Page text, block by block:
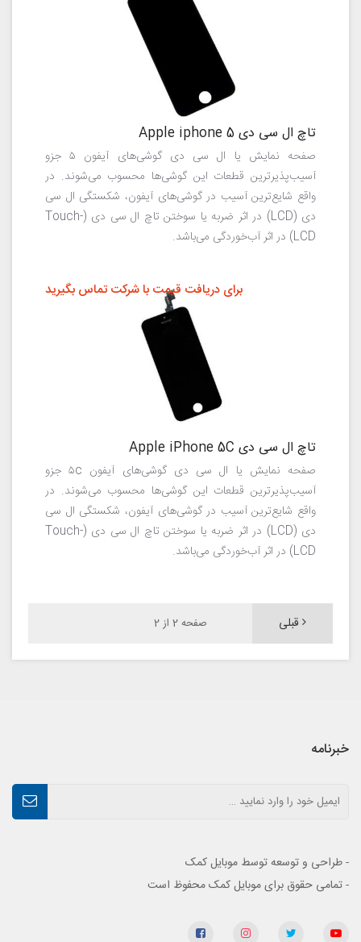
تاچ ال سی دی Apple iphone 5
صفحه نمایش یا ال سی دی گوشی‌های آیفون ۵ جزو
آسیب‌پذیرترین قطعات این گوشی‌ها محسوب می‌شوند. در
واقع شایع‌ترین آسیب در گوشی‌های آیفون، شکستگی ال سی
دی (LCD) در اثر ضربه یا سوختن تاچ ال سی دی (Touch-
LCD) در اثر آب‌خوردگی می‌باشد.
تاچ ال سی دی Apple iPhone 5C
صفحه نمایش یا ال سی دی گوشی‌های آیفون ۵c جزو
آسیب‌پذیرترین قطعات این گوشی‌ها محسوب می‌شوند. در
واقع شایع‌ترین آسیب در گوشی‌های آیفون، شکستگی ال سی
دی (LCD) در اثر ضربه یا سوختن تاچ ال سی دی (Touch-
LCD) در اثر آب‌خوردگی می‌باشد.
برای دریافت قیمت با شرکت تماس بگیرید
قبلی صفحه 2 از 2
خبرنامه
- طراحی و توسعه توسط موبایل کمک
- تمامی حقوق برای موبایل کمک محفوظ است